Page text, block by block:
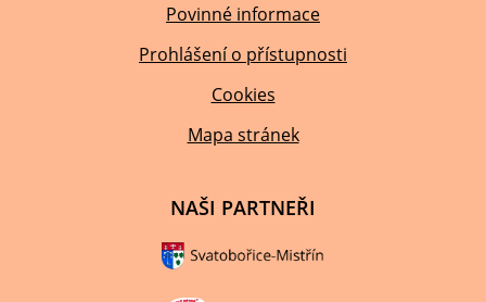
Povinné informace
Prohlášení o přístupnosti
Cookies
Mapa stránek
NAŠI PARTNEŘI